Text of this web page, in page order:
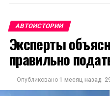
АВТОИСТОРИИ
Эксперты
правильно
Опубликовано 1 месяц назад